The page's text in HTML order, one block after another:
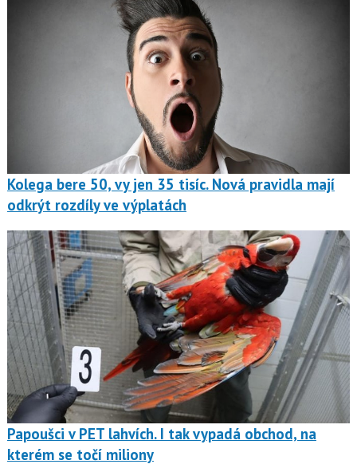
Kolega bere 50, vy jen 35 tisíc. Nová pravidla mají
odkrýt rozdíly ve výplatách
Papoušci v PET lahvích. I tak vypadá obchod, na
kterém se točí miliony